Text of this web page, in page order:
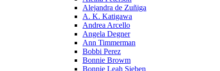
Alejandra de Zuñiga
A. K. Katigawa
Andrea Arcello
Angela Degner
Ann Timmerman
Bobbi Perez
Bonnie Browm
Bonnie Leah Sieben